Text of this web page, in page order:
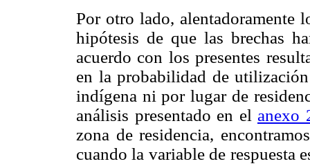
Por otro lado, alentadoramente
hipótesis de que las brechas
acuerdo con los presentes
en la probabilidad de
indígena ni por lugar de
análisis presentado en el anexo
zona de residencia,
cuando la variable de respuesta